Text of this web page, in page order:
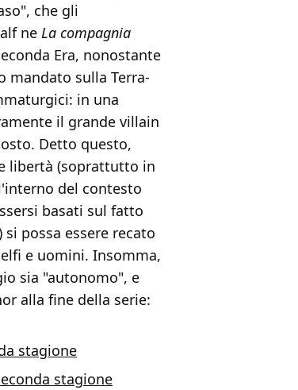
che gli
ne La compagnia
Era, nonostante
mandato sulla Terra-
in una
il grande villain
Detto questo,
libertà (soprattutto in
del contesto
basati sul fatto
possa essere recato
e uomini. Insomma,
sia "autonomo", e
alla fine della serie:
stagione
stagione